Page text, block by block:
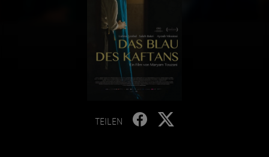
TEILEN